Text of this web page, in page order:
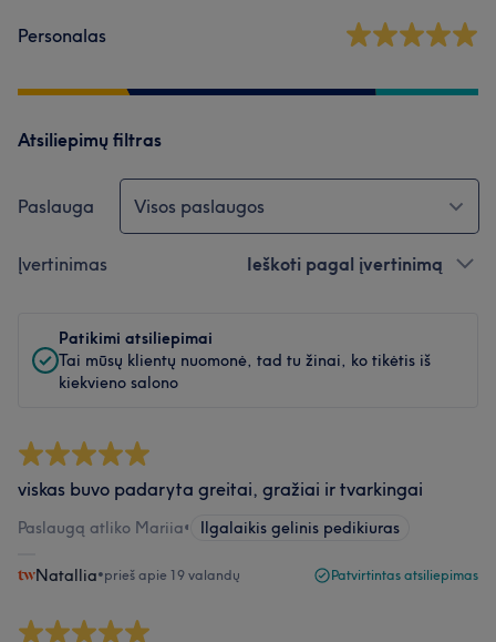
Personalas
Atsiliepimų filtras
Paslauga Visos paslaugos
Įvertinimas Ieškoti pagal įvertinimą
Patikimi atsiliepimai
Tai mūsų klientų nuomonė, tad tu žinai, ko tikėtis iš
kiekvieno salono
viskas buvo padaryta greitai, gražiai ir tvarkingai
Paslaugą atliko Mariia• Ilgalaikis gelinis pedikiuras
Natallia•prieš apie 19 valandų Patvirtintas atsiliepimas